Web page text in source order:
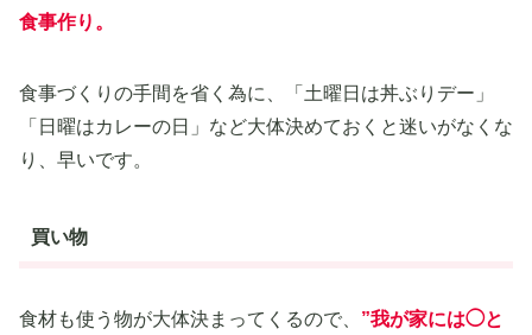
食事作り。
食事づくりの手間を省く為に、「土曜日は丼ぶりデー」
「日曜はカレーの日」など大体決めておくと迷いがなくな
り、早いです。
買い物
食材も使う物が大体決まってくるので、 ”我が家には◯と